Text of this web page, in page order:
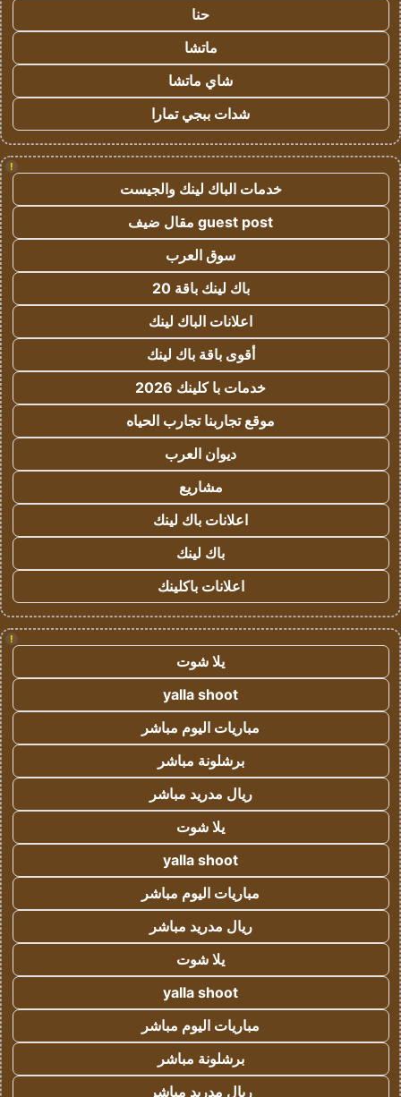
حنا
ماتشا
شاي ماتشا
شدات ببجي تمارا
!
خدمات الباك لينك والجيست
guest post مقال ضيف
سوق العرب
باك لينك باقة 20
اعلانات الباك لينك
أقوى باقة باك لينك
خدمات با كلينك 2026
موقع تجاربنا تجارب الحياه
ديوان العرب
مشاريع
اعلانات باك لينك
باك لينك
اعلانات باكلينك
!
يلا شوت
yalla shoot
مباريات اليوم مباشر
برشلونة مباشر
ريال مدريد مباشر
يلا شوت
yalla shoot
مباريات اليوم مباشر
ريال مدريد مباشر
يلا شوت
yalla shoot
مباريات اليوم مباشر
برشلونة مباشر
ريال مدريد مباشر